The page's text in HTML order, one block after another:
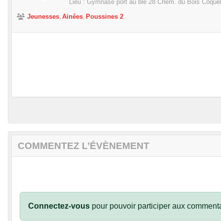
Lieu : Gymnase port au blé 28 Chem. du Bois
Jeunesses Ainées Poussines 2
COMMENTEZ L’ÉVÈNEMENT
Connectez-vous pour pouvoir participer aux